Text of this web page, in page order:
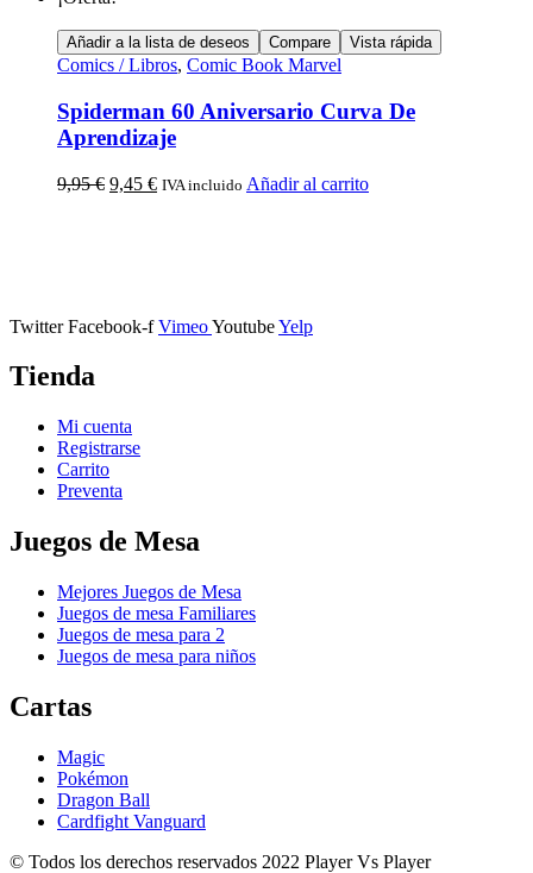
Añadir a la lista de deseos Compare Vista rápida
Comics / Libros, Comic Book Marvel
Spiderman 60 Aniversario Curva De
Aprendizaje
9,95€ 9,45 € IVA incluido Añadir al carrito
Twitter Facebook-f VimeoYoutubeYelp
Tienda
Mi cuenta
Registrarse
Carrito
Preventa
Juegos de Mesa
Mejores Juegos de Mesa
Juegos de mesa Familiares
Juegos de mesa para 2
Juegos de mesa para niños
Cartas
Magic
Pokémon
Dragon Ball
Cardfight Vanguard
© Todos los derechos reservados 2022 Player Vs Player